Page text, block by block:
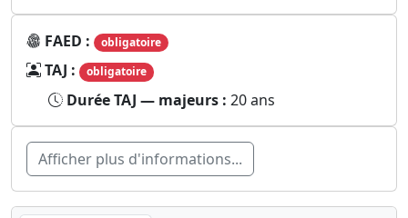
FAED : obligatoire
TAJ : obligatoire
Durée TAJ — majeurs : 20 ans
Afficher plus d'informations...